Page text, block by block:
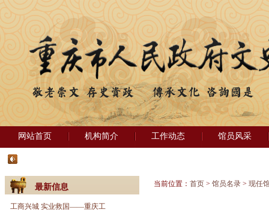
网站首页 机构简介 工作动态 馆员风采
最新信息
工商兴城 实业救国——重庆工
当前位置： 首页 > 馆员名录 > 现任